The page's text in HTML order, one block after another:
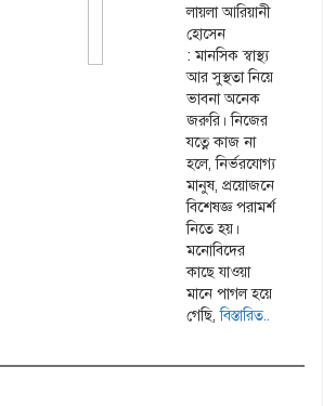
লায়লা আরিয়ানী
হোসেন
: মানসিক স্বাস্থ্য
আর সুস্থতা নিয়ে
ভাবনা অনেক
জরুরি। নিজের
যত্নে কাজ না
হলে, নির্ভরযোগ্য
মানুষ, প্রয়োজনে
বিশেষজ্ঞ পরামর্শ
নিতে হয়।
মনোবিদের
কাছে যাওয়া
মানে পাগল হয়ে
গেছি,বিস্তারিত..